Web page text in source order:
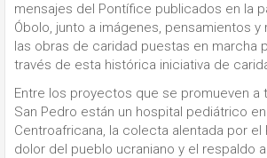
mensajes del Pontífice publicados en la
Óbolo, junto a imágenes, pensamientos
las obras de caridad puestas en marcha
través de esta histórica iniciativa de
Entre los proyectos que se promueven a
San Pedro están un hospital pediátrico
Centroafricana, la colecta alentada por el
dolor del pueblo ucraniano y el respaldo